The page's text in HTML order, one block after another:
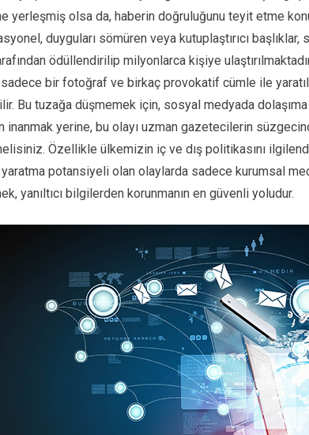
yerleşmiş olsa da, haberin doğruluğunu teyit etme
duyguları sömüren veya kutuplaştırıcı başlıklar,
ödüllendirilip milyonlarca kişiye
sadece bir fotoğraf ve birkaç provokatif cümle ile
Bu tuzağa düşmemek için, sosyal medyada
inanmak yerine, bu olayı uzman gazetecilerin
Özellikle ülkemizin iç ve dış politikasını
potansiyeli olan olaylarda sadece kurumsal
yanıltıcı bilgilerden korunmanın en güvenli yoludur.